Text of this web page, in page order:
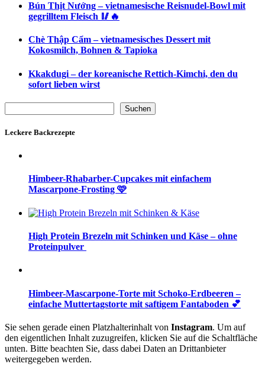
Bún Thịt Nướng – vietnamesische Reisnudel-Bowl mit
gegrilltem Fleisch 🥢🔥
Chè Thập Cẩm – vietnamesisches Dessert mit
Kokosmilch, Bohnen & Tapioka
Kkakdugi – der koreanische Rettich-Kimchi, den du
sofort lieben wirst
Suchen
Leckere Backrezepte
Himbeer-Rhabarber-Cupcakes mit einfachem
Mascarpone-Frosting 🩷
High Protein Brezeln mit Schinken und Käse – ohne
Proteinpulver
Himbeer-Mascarpone-Torte mit Schoko-Erdbeeren –
einfache Muttertagstorte mit saftigem Fantaboden 💕
Sie sehen gerade einen Platzhalterinhalt von Instagram. Um auf
den eigentlichen Inhalt zuzugreifen, klicken Sie auf die Schaltfläche
unten. Bitte beachten Sie, dass dabei Daten an Drittanbieter
weitergegeben werden.